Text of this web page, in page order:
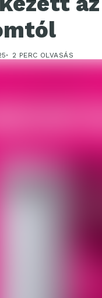
2 PERC OLVASÁS